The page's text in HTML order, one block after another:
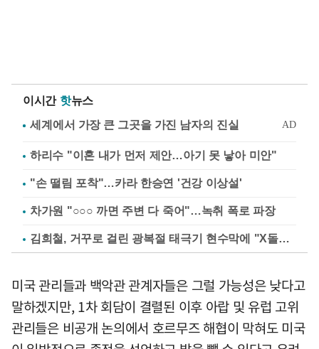
이시간 핫뉴스
하리수 "이혼 내가 먼저 제안…아기 못 낳아 미안"
"손 떨림 포착"…카라 한승연 '건강 이상설'
차가원 "○○○ 까면 주변 다 죽어"…녹취 폭로 파장
김희철, 거꾸로 걸린 광복절 태극기 현수막에 "X돌았네"
미국 관리들과 백악관 관계자들은 그럴 가능성은 낮다고
말하겠지만, 1차 회담이 결렬된 이후 아랍 및 유럽 고위
관리들은 비공개 논의에서 호르무즈 해협이 막혀도 미국